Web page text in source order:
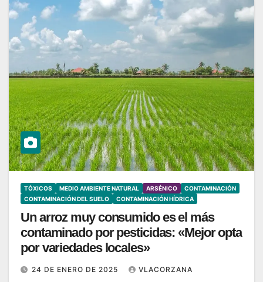
TÓXICOS MEDIO AMBIENTE NATURAL ARSÉNICO
CONTAMINACIÓN
CONTAMINACIÓN DEL SUELO
CONTAMINACIÓN HÍDRICA
Un arroz muy consumido es el más
contaminado por pesticidas: «Mejor opta
por variedades locales»
24 DE ENERO DE 2025 VLACORZANA